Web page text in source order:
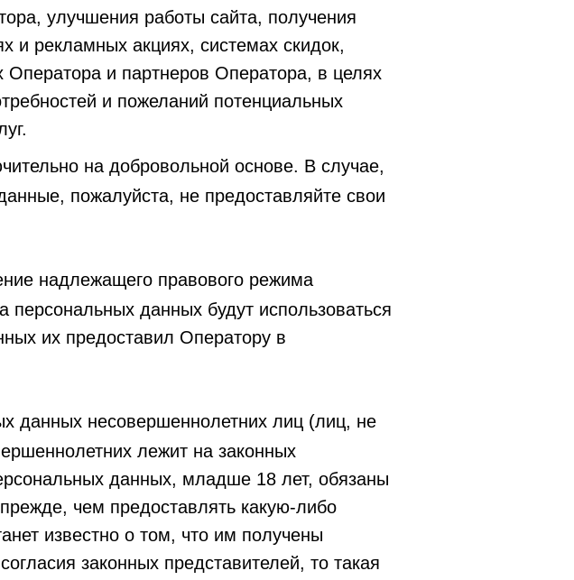
улучшения работы сайта, получения
и рекламных акциях, системах скидок,
Оператора и партнеров Оператора, в целях
и пожеланий потенциальных
на добровольной основе. В случае,
пожалуйста, не предоставляйте свои
надлежащего правового режима
данных будут использоваться
их предоставил Оператору в
данных несовершеннолетних лиц (лиц, не
лежит на законных
данных, младше 18 лет, обязаны
чем предоставлять какую-либо
известно о том, что им получены
законных представителей, то такая